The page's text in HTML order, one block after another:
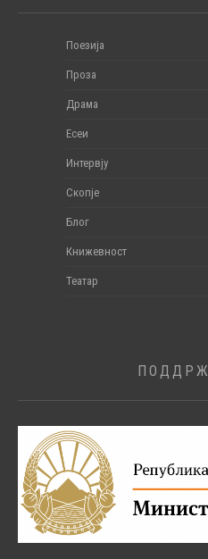
Поезија
Проза
Драма
Есеи
Интервју
Скопје
Блог
Книжевност
Театар